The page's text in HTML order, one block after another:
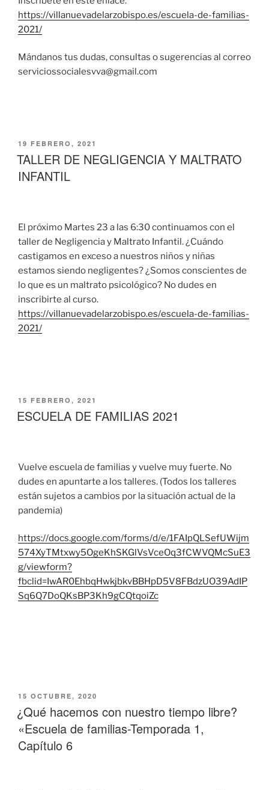
https://villanuevadelarzobispo.es/escuela-de-familias-
2021/
Mándanos tus dudas, consultas o sugerencias al correo
serviciossocialesvva@gmail.com
PUBLICADO
EL
19 FEBRERO, 2021
TALLER DE NEGLIGENCIA Y MALTRATO
INFANTIL
El próximo Martes 23 a las 6:30 continuamos con el
taller de Negligencia y Maltrato Infantil. ¿Cuándo
castigamos en exceso a nuestros niños y niñas
estamos siendo negligentes? ¿Somos conscientes de
lo que es un maltrato psicológico? No dudes en
inscribirte al curso.
https://villanuevadelarzobispo.es/escuela-de-familias-
2021/
PUBLICADO
EL
15 FEBRERO, 2021
ESCUELA DE FAMILIAS 2021
Vuelve escuela de familias y vuelve muy fuerte. No
dudes en apuntarte a los talleres. (Todos los talleres
están sujetos a cambios por la situación actual de la
pandemia)
https://docs.google.com/forms/d/e/1FAIpQLSefUWijm
574XyTMtxwy5OgeKhSKGlVsVceOq3fCWVQMcSuE3
g/viewform?
fbclid=IwAR0EhbqHwkjbkvBBHpD5V8FBdzUO39AdIP
Sq6Q7DoQKsBP3Kh9gCQtqoiZc
PUBLICADO
EL
15 OCTUBRE, 2020
¿Qué hacemos con nuestro tiempo libre?
«Escuela de familias-Temporada 1,
Capítulo 6